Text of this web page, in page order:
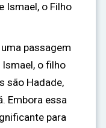
Ismael, o Filho
passagem
o filho
são Hadade,
Embora essa
para